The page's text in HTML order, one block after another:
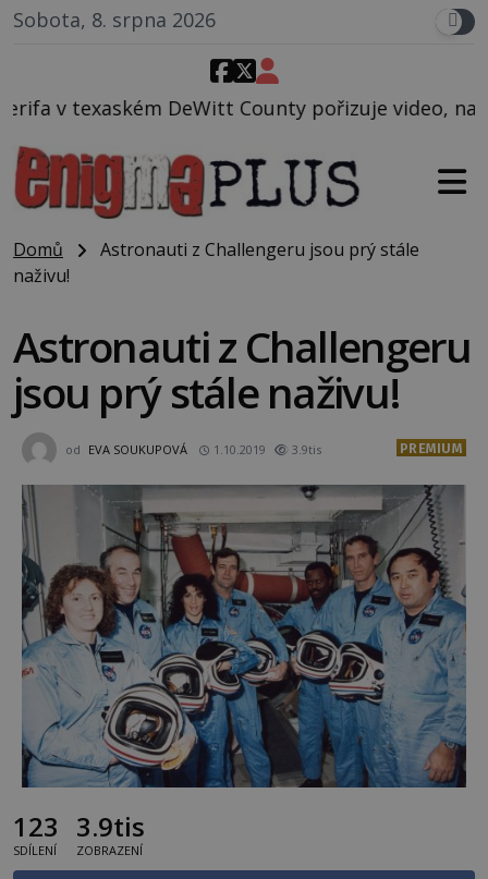
Sobota, 8. srpna 2026
County pořizuje video, na kterém před jeho
Domů
Astronauti z Challengeru jsou prý stále
naživu!
Astronauti z Challengeru
jsou prý stále naživu!
od EVA SOUKUPOVÁ 1.10.2019 3.9tis PREMIUM
123
SDÍLENÍ
3.9tis
ZOBRAZENÍ